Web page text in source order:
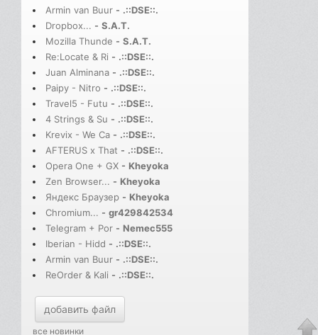
Armin van Buur - .::DSE::.
Dropbox... - S.A.T.
Mozilla Thunde - S.A.T.
Re:Locate & Ri - .::DSE::.
Juan Alminana - .::DSE::.
Paipy - Nitro - .::DSE::.
Travel5 - Futu - .::DSE::.
4 Strings & Su - .::DSE::.
Krevix - We Ca - .::DSE::.
AFTERUS x That - .::DSE::.
Opera One + GX - Kheyoka
Zen Browser... - Kheyoka
Яндекс Браузер - Kheyoka
Chromium... - gr429842534
Telegram + Por - Nemec555
Iberian - Hidd - .::DSE::.
Armin van Buur - .::DSE::.
ReOrder & Kali - .::DSE::.
добавить файл
все новинки